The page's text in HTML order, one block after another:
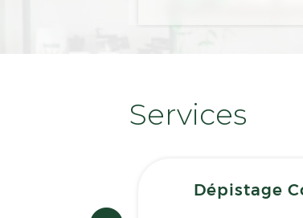
Services
Dépistage